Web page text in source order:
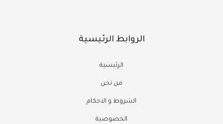
الروابط الرئيسية
الرئيسية
من نحن
الشروط و الاحكام
الخصوصية